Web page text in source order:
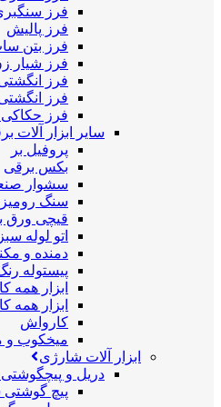
فرز
فرز پالیش
فرز بتن
فرز شیار
فرز
فرز انگشتی
فرز حکاکی
سایر ابزار آلات
پروفیل بر
بکس برقی
سشوار
سنگ
قیچی ورق
اتو لوله
دمنده و
پیستوله
ابزار همه
ابزار همه
کارواش
میخکوب و
ابزار آلات شارژی
دریل و
پیچ